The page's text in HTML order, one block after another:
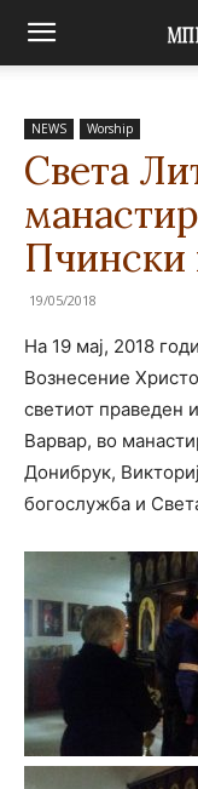
NEWS Worship
Света
Пчински
19/05/2018
На 19 мај, 2018
Вознесение
светиот праведен
Варвар, во
Донибрук,
богослужба и